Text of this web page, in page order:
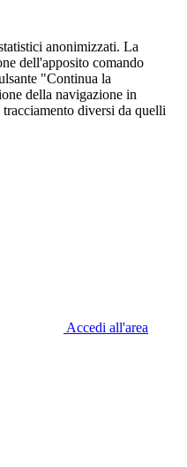
anonimizzati. La
dell'apposito comando
"Continua la
della navigazione in
diversi da quelli
Accedi all'area